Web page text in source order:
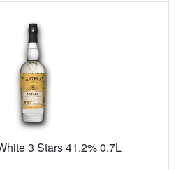
3 Stars 41.2% 0.7L